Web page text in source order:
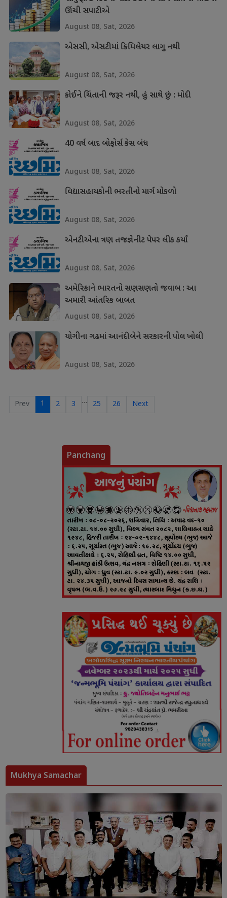
ઊંચી સપાટીએ
August 08, Sat, 2026
એસસી, એસટીમાં ક્રિમિલેયર લાગુ નથી
August 08, Sat, 2026
કોઈને ચિંતાની જરૂર નથી, હું સાથે છું : મોદી
August 08, Sat, 2026
40 વર્ષ બાદ બોફોર્સ કેસ બંધ
August 08, Sat, 2026
વિદ્યાસહાયકોની ભરતીનો માર્ગ મોકળો
August 08, Sat, 2026
એનટીએના ત્રણ તજજ્ઞેનીટ પેપર લીક કર્યાં
August 08, Sat, 2026
અમેરિકાને ભારતનો સણસણતો જવાબ : આ
અમારી આંતરિક બાબત
August 08, Sat, 2026
યોગીના ગઢમાં આનંદીબેને સરકારની પોલ ખોલી
August 08, Sat, 2026
Prev 1 2 3 … 25 26 Next
Panchang
Mukhya Samachar